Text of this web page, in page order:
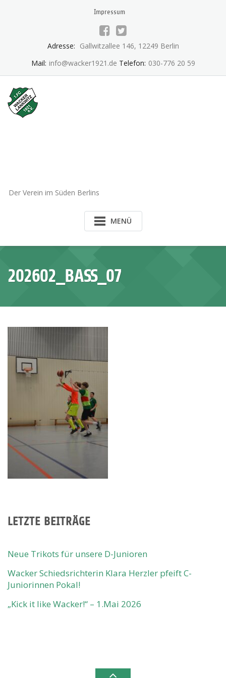
Impressum
Adresse: Gallwitzallee 146, 12249 Berlin
Mail: info@wacker1921.de Telefon: 030-776 20 59
Der Verein im Süden Berlins
MENÜ
202602_BASS_07
LETZTE BEITRÄGE
Neue Trikots für unsere D-Junioren
Wacker Schiedsrichterin Klara Herzler pfeift C-
Juniorinnen Pokal!
„Kick it like Wacker!“ – 1.Mai 2026